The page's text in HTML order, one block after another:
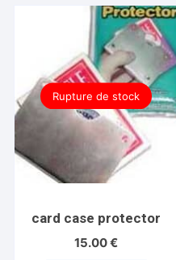
Rupture de stock
card case protector
15.00€